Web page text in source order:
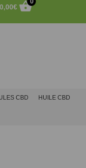
0,00€
CBD HUILE CBD